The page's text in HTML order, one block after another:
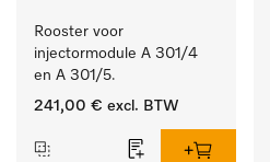
Rooster voor
injectormodule A 301/4
en A 301/5.
241,00 € excl. BTW